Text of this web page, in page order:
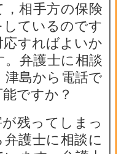
相手方の保険
ているのです
すればよいか
弁護士に相談
津島から電話で
ですか？
残ってしまっ
護士に相談に